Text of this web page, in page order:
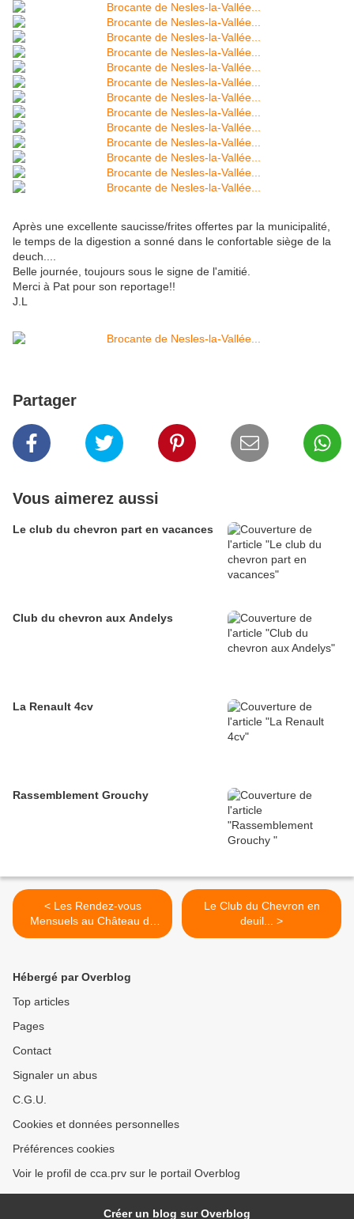
Après une excellente saucisse/frites offertes par la municipalité,
le temps de la digestion a sonné dans le confortable siège de la
deuch....
Belle journée, toujours sous le signe de l'amitié.
Merci à Pat pour son reportage!!
J.L
Partager
Vous aimerez aussi
Le club du chevron part en vacances
Club du chevron aux Andelys
La Renault 4cv
Rassemblement Grouchy
< Les Rendez-vous
Mensuels au Château de
Grouchy...
Le Club du Chevron en
deuil... >
Hébergé par Overblog
Top articles
Pages
Contact
Signaler un abus
C.G.U.
Cookies et données personnelles
Préférences cookies
Voir le profil de cca.prv sur le portail Overblog
Créer un blog sur Overblog